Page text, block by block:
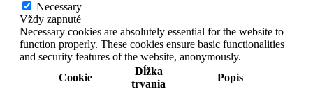
Necessary
Vždy zapnuté
Necessary cookies are absolutely essential for the website to
function properly. These cookies ensure basic functionalities
and security features of the website, anonymously.
Cookie
Dĺžka
trvania
Popis